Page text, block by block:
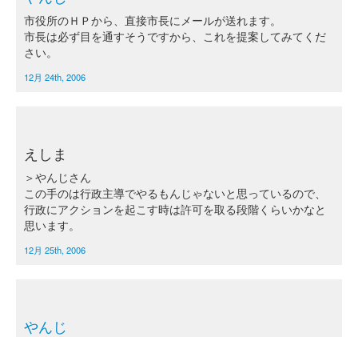
市役所のＨＰから、直接市長にメールが送れます。
市長は必ず目を通すそうですから、これを提案してみてくだ
さい。
12月 24th, 2006
えしま
＞やんじさん
この手のは行政主導でやるもんじゃないと思っているので、
行政にアクションを起こす時は許可を取る段階くらいかなと
思います。
12月 25th, 2006
やんじ